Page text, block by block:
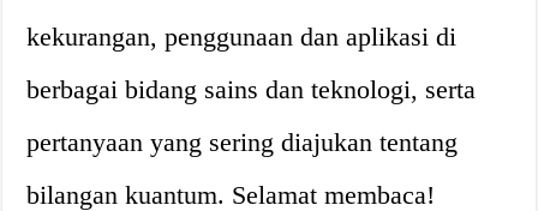
kekurangan, penggunaan dan aplikasi di
berbagai bidang sains dan teknologi, serta
pertanyaan yang sering diajukan tentang
bilangan kuantum. Selamat membaca!